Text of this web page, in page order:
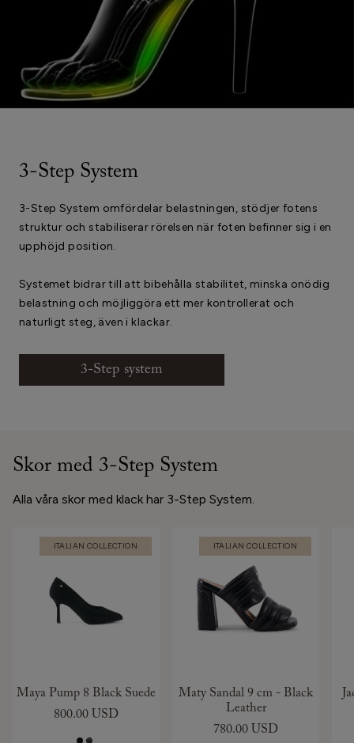
3-Step System
3-Step System omfördelar belastningen, stödjer fotens
struktur och stabiliserar rörelsen när foten befinner sig i en
upphöjd position.
Systemet bidrar till att bibehålla stabilitet, minska onödig
belastning och möjliggöra ett mer kontrollerat och
naturligt steg, även i klackar.
3-Step system
Skor med 3-Step System
Alla våra skor med klack har 3-Step System.
ITALIAN COLLECTION
Maya Pump 8 Black Suede
800.00 USD
ITALIAN COLLECTION
Maty Sandal 9 cm - Black
Leather
780.00 USD